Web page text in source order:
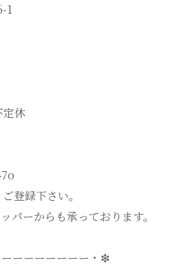
1
休
登録下さい。
パーからも承っております。
ーーーーーーー・❇